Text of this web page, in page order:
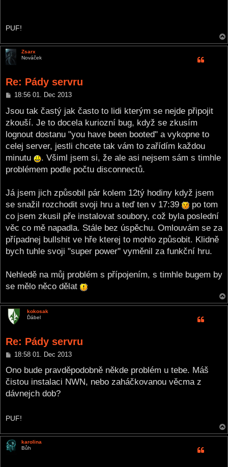
PUF!
Zsarx
Nováček
Re: Pády servru
P
s
18:56 01. Dec 2013
Jsou tak častý jak často to lidi kterým se nejde připojit
zkouší. Je to docela kuriozní bug, když se zkusím
lognout dostanu "you have been booted" a vykopne to
celej server, jestli chcete tak vám to zařídím každou
minutu
. Všiml jsem si, že ale asi nejsem sám s timhle
problémem podle počtu disconnectů.
Já jsem jich způsobil pár kolem 12tý hodiny když jsem
se snažil rozchodit svoji hru a teď ten v 17:39
po tom
co jsem zkusil pře instalovat soubory, což byla poslední
věc co mě napadla. Stále bez úspěchu. Omlouvám se za
případnej bullshit ve hře kterej to mohlo způsobit. Klidně
bych tuhle svoji "super power" vyměnil za funkční hru.
Nehledě na můj problém s přípojením, s timhle bugem by
se mělo něco dělat
kokosak
Ďábel
Re: Pády servru
P
s
18:58 01. Dec 2013
Ono bude pravděpodobně někde problém u tebe. Máš
čistou instalaci NWN, nebo zaháčkovanou věcma z
dávnejch dob?
PUF!
karolina
Bůh